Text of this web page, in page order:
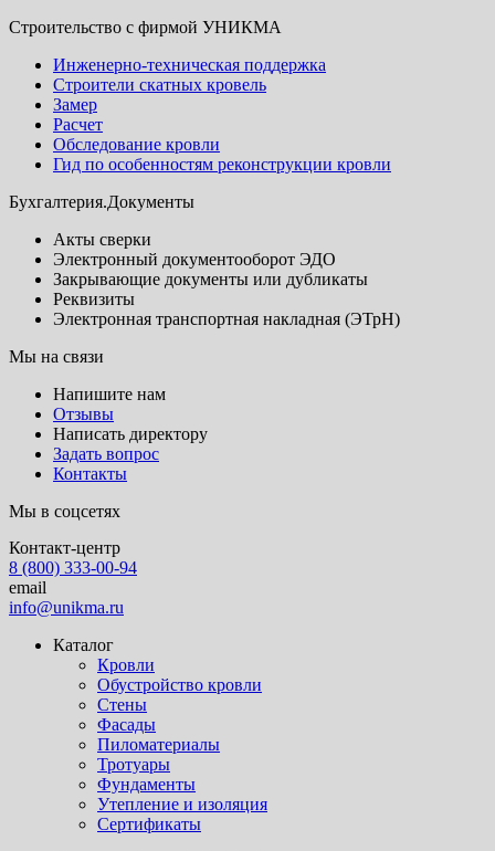
Строительство с фирмой УНИКМА
Инженерно-техническая поддержка
Строители скатных кровель
Замер
Расчет
Обследование кровли
Гид по особенностям реконструкции кровли
Бухгалтерия.Документы
Акты сверки
Электронный документооборот ЭДО
Закрывающие документы или дубликаты
Реквизиты
Электронная транспортная накладная (ЭТрН)
Мы на связи
Напишите нам
Отзывы
Написать директору
Задать вопрос
Контакты
Мы в соцсетях
Контакт-центр
8 (800) 333-00-94
email
info@unikma.ru
Каталог
Кровли
Обустройство кровли
Стены
Фасады
Пиломатериалы
Тротуары
Фундаменты
Утепление и изоляция
Сертификаты